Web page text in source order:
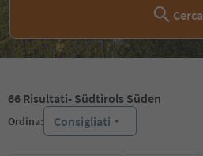
Cerca
66 Risultati- Südtirols Süden
Ordina: Consigliati